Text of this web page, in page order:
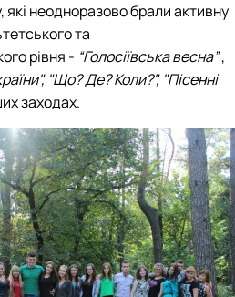
неодноразово брали активну
та
рівня - “Голосіївська весна”,
"Що? Де? Коли?", "Пісенні
заходах.